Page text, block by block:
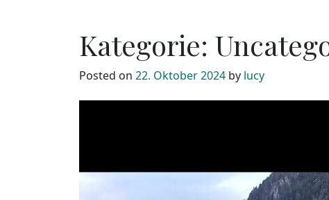
Kategorie:
Posted on 22. Oktober 2024 by lucy